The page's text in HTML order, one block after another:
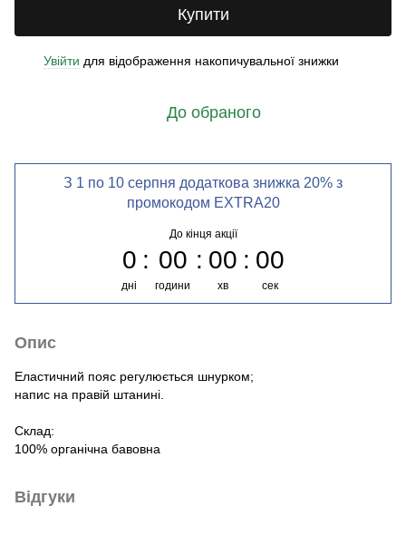
Купити
Увійти для відображення накопичувальної знижки
До обраного
З 1 по 10 серпня додаткова знижка 20% з
промокодом EXTRA20
До кінця акції
0
дні
00
години
00
хв
00
сек
Опис
Еластичний пояс регулюється шнурком;
напис на правій штанині.
Склад:
100% органічна бавовна
Відгуки